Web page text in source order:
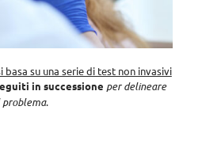
basa su una serie di test non invasivi
in successione per delineare
problema.